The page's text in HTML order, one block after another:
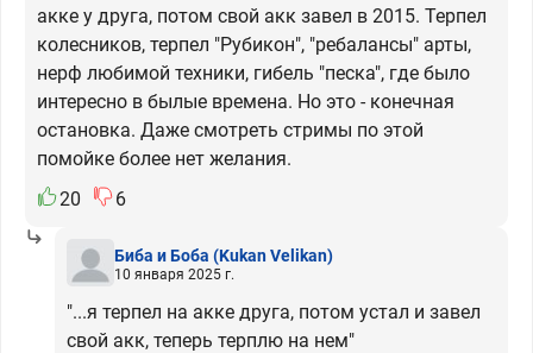
акке у друга, потом свой акк завел в 2015. Терпел
колесников, терпел "Рубикон", "ребалансы" арты,
нерф любимой техники, гибель "песка", где было
интересно в былые времена. Но это - конечная
остановка. Даже смотреть стримы по этой
помойке более нет желания.
20
6
Биба и Боба (Kukan Velikan)
10 января 2025 г.
"...я терпел на акке друга, потом устал и завел
свой акк, теперь терплю на нем"